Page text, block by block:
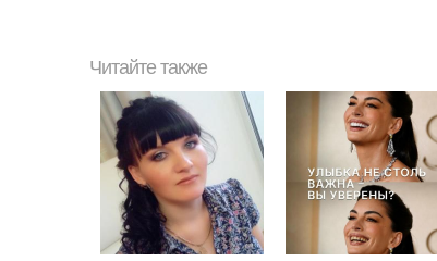
Читайте также